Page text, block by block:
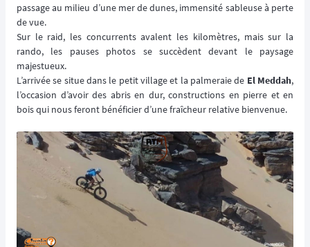
passage au milieu d’une mer de dunes, immensité sableuse à perte
de vue.
Sur le raid, les concurrents avalent les kilomètres, mais sur la
rando, les pauses photos se succèdent devant le paysage
majestueux.
L’arrivée se situe dans le petit village et la palmeraie de El Meddah,
l’occasion d’avoir des abris en dur, constructions en pierre et en
bois qui nous feront bénéficier d’une fraîcheur relative bienvenue.